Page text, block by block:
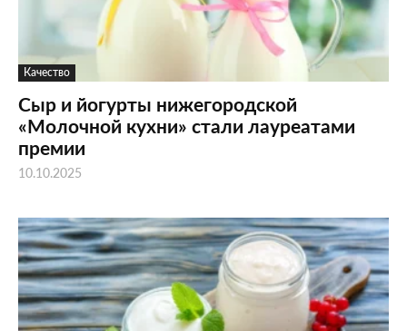
Качество
Сыр и йогурты нижегородской
«Молочной кухни» стали лауреатами
премии
10.10.2025